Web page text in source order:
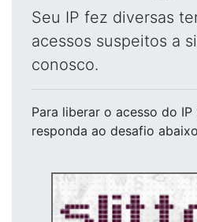
Seu IP fez diversas
acessos suspeitos a
conosco.
Para liberar o acesso do IP
responda ao desafio